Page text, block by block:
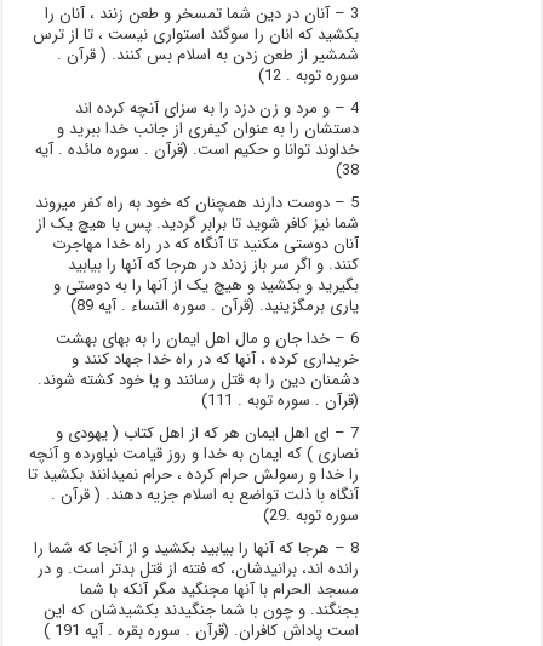
3 – آنان در دین شما تمسخر و طعن زنند ، آنان را
بکشید که انان را سوگند استواری نیست ، تا از ترس
شمشیر از طعن زدن به اسلام بس کنند. ( قرآن .
سوره توبه . 12)
4 – و مرد و زن دزد را به سزاى آنچه كرده‏ اند
دستشان را به عنوان كيفرى از جانب خدا ببريد و
خداوند توانا و حكيم است. (قرآن . سوره مائده . آیه
38)
5 – دوست دارند همچنان که خود به راه کفر میروند
شما نیز کافر شوید تا برابر گردید. پس با هیچ یک از
آنان دوستی مکنید تا آنگاه که در راه خدا مهاجرت
کنند. و اگر سر باز زدند در هرجا که آنها را بیابید
بگیرید و بکشید و هیچ یک از آنها را به دوستی و
یاری برمگزینید. (قرآن . سوره النساء . آیه 89)
6 – خدا جان و مال اهل ایمان را به بهای بهشت
خریداری کرده ، آنها که در راه خدا جهاد کنند و
دشمنان دین را به قتل رسانند و یا خود کشته شوند.
(قرآن . سوره توبه . 111)
7 – ای اهل ایمان هر که از اهل کتاب ( یهودی و
نصاری ) که ایمان به خدا و روز قیامت نیاورده و آنچه
را خدا و رسولش حرام کرده ، حرام نمیدانند بکشید تا
آنگاه با ذلت تواضع به اسلام جزیه دهند. ( قرآن .
سوره توبه .29)
8 – هرجا که آنها را بیابید بکشید و از آنجا که شما را
رانده اند، برانیدشان، که فتنه از قتل بدتر است. و در
مسجد الحرام با آنها مجنگید مگر آنکه با شما
بجنگند. و چون با شما جنگیدند بکشیدشان که این
است پاداش کافران. (قرآن . سوره بقره . آیه 191 )